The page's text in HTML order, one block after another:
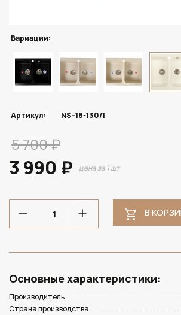
Вариации:
Артикул: NS-18-130/1
5 700 ₽
3 990 ₽ цена за 1 шт
В
Основные характеристики:
Производитель
Страна производства